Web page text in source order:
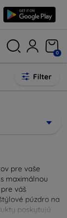
0
Filter
pre vaše
maximálnou
váš
púzdro na
poskytujú